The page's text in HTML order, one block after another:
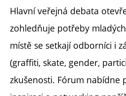
Hlavní veřejná debata
zohledňuje potřeby
místě se setkají odborníci i
(graffiti, skate, gender,
zkušenosti. Fórum nabídne